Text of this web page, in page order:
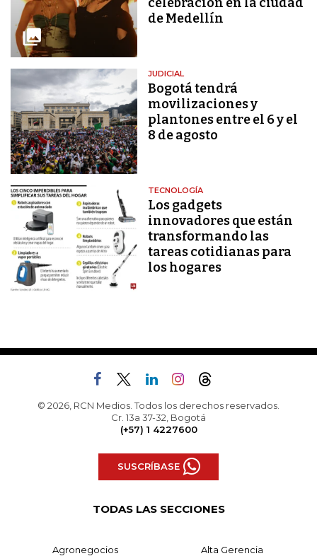
de Medellín
JUDICIAL
Bogotá tendrá
movilizaciones y
plantones entre el 6 y el
8 de agosto
TECNOLOGÍA
Los gadgets
innovadores que están
transformando las
tareas cotidianas para
los hogares
© 2026, RCN Medios. Todos los derechos reservados.
Cr. 13a 37-32, Bogotá
(+57) 1 4227600
SUSCRÍBASE
TODAS LAS SECCIONES
Agronegocios Alta Gerencia